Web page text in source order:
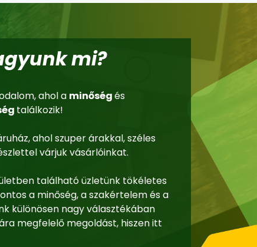
mi?
ahol a minőségés
találkozik!
ahol szuper árakkal, széles
várjuk vásárlóinkat.
található üzletünk tökéletes
a minőség, a szakértelem és a
különösen nagy választékában
megfelelő megoldást, hiszen itt